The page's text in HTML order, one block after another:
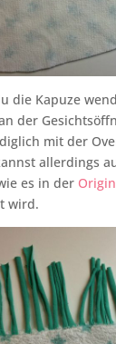
die Kapuze
der
mit der
allerdings
es in der
wird.